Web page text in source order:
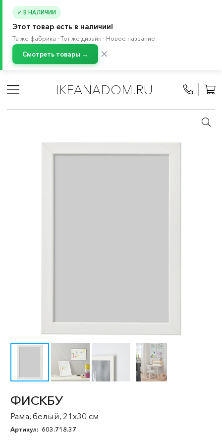
✓ В НАЛИЧИИ
Этот товар есть в наличии!
Та же фабрика · Тот же дизайн · Новое название
Смотреть товары → ✕
IKEANADOM.RU
/
Рамы для фотографий и картин
ФИСКБУ
Рама, белый, 21x30 см
Артикул: 603.718.37